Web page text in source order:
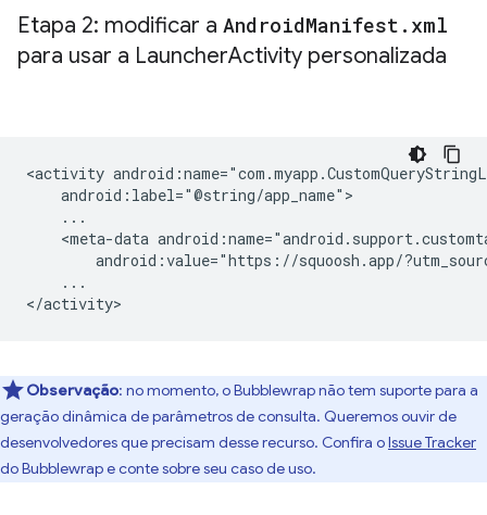
Etapa 2: modificar a AndroidManifest . xml
para usar a LauncherActivity personalizada
<activity
<meta-data
android:value="https://squoosh.app/
...
Observação: no momento, o Bubblewrap não tem suporte para a
geração dinâmica de parâmetros de consulta. Queremos ouvir de
desenvolvedores que precisam desse recurso. Confira oIssue Tracker
do Bubblewrap e conte sobre seu caso de uso.